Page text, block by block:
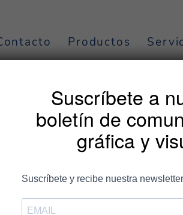
Productos
26 de enero de 2023 / relacionado con
Suscríbete a
boletín de
gráfica y